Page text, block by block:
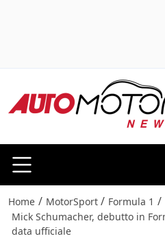
Home / MotorSport / Formula 1 /
Mick Schumacher, debutto in
data ufficiale